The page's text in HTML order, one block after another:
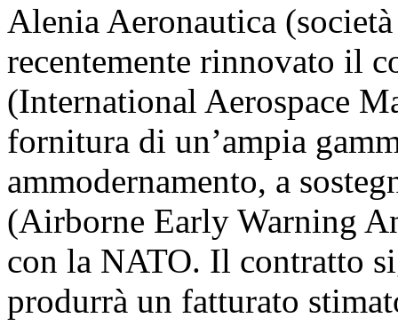
Alenia Aeronautica
recentemente rinnovato il
(International Aerospace
fornitura di un’ampia
ammodernamento, a
(Airborne Early Warning
con la NATO. Il contratto
produrrà un fatturato